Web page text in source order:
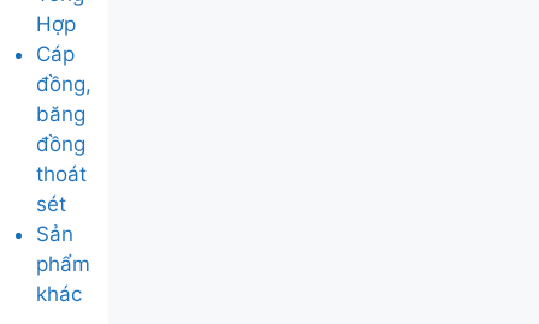
Hợp
Cáp
đồng,
băng
đồng
thoát
sét
Sản
phẩm
khác